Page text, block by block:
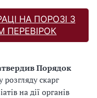
НА ПОРОЗІ З
Порядок
скарг
на дії органів